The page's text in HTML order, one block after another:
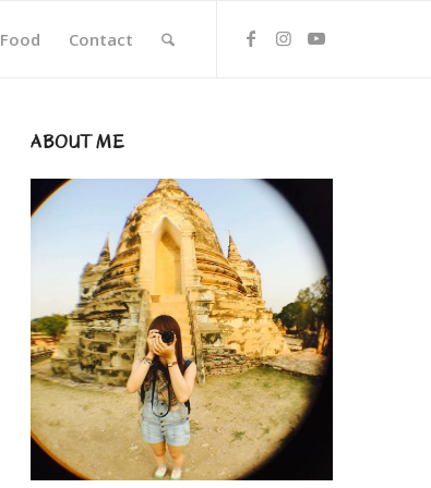
Food Contact
ABOUT ME